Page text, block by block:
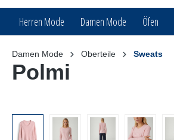
Herren Mode Damen Mode Öfen
Damen Mode Oberteile Sweats
Polmi